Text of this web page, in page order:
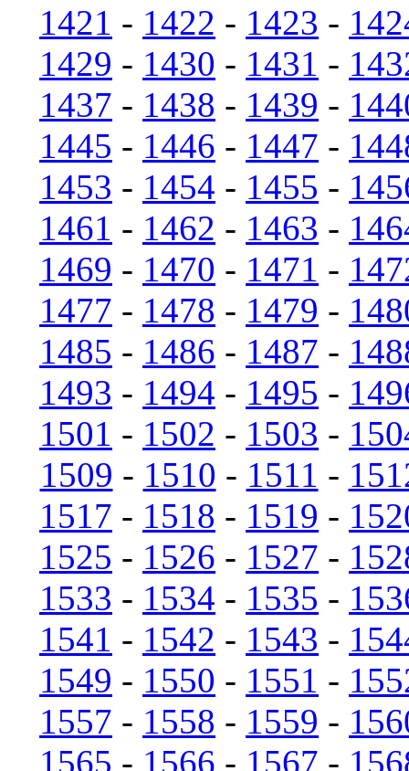
1421 - 1422 - 1423 -
1429 - 1430 - 1431 -
1437 - 1438 - 1439 -
1445 - 1446 - 1447 -
1453 - 1454 - 1455 -
1461 - 1462 - 1463 -
1469 - 1470 - 1471 -
1477 - 1478 - 1479 -
1485 - 1486 - 1487 -
1493 - 1494 - 1495 -
1501 - 1502 - 1503 -
1509 - 1510 - 1511 -
1517 - 1518 - 1519 -
1525 - 1526 - 1527 -
1533 - 1534 - 1535 -
1541 - 1542 - 1543 -
1549 - 1550 - 1551 -
1557 - 1558 - 1559 -
1565 - 1566 - 1567 -